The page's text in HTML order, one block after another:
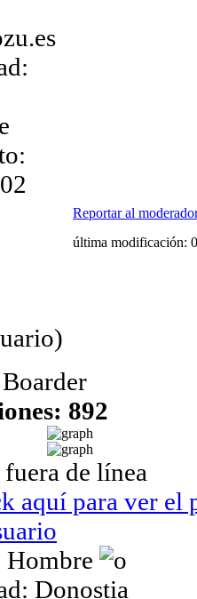
Reportar al
última modificación:
892